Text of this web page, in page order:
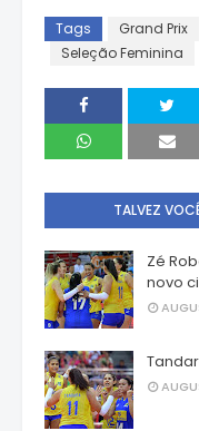
Tags Grand Prix
Seleção Feminina
TALVEZ
Zé
novo